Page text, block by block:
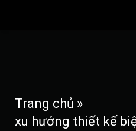
Trang chủ »
xu hướng thiết kế